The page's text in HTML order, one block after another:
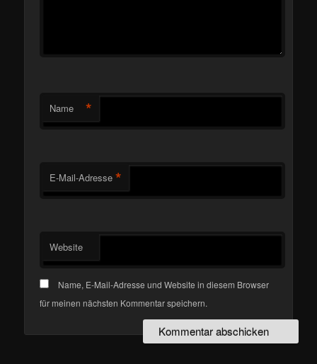
Name *
E-Mail-Adresse *
Website
Name, E-Mail-Adresse und Website in diesem Browser
für meinen nächsten Kommentar speichern.